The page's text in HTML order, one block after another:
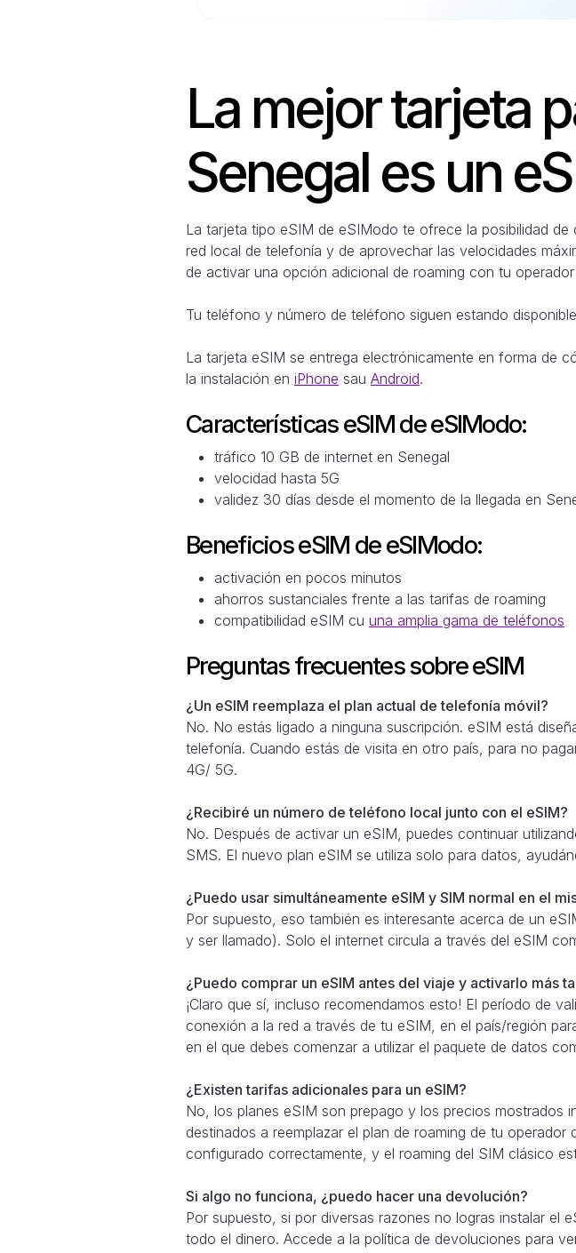
La mejor tarjeta
Senegal es un
La tarjeta tipo eSIM de eSIModo te ofrece la posibilidad
red local de telefonía y de aprovechar las velocidades
de activar una opción adicional de roaming con tu
Tu teléfono y número de teléfono siguen estando
La tarjeta eSIM se entrega electrónicamente en forma de
la instalación en iPhone sau Android.
Características eSIM de eSIModo:
tráfico 10 GB de internet en Senegal
velocidad hasta 5G
validez 30 días desde el momento de la llegada en
Beneficios eSIM de eSIModo:
activación en pocos minutos
ahorros sustanciales frente a las tarifas de roaming
compatibilidad eSIM cu una amplia gama de teléfonos
Preguntas frecuentes sobre eSIM
¿Un eSIM reemplaza el plan actual de telefonía móvil?
No. No estás ligado a ninguna suscripción. eSIM está
telefonía. Cuando estás de visita en otro país, para no
4G/ 5G.
¿Recibiré un número de teléfono local junto con el eSIM?
No. Después de activar un eSIM, puedes continuar
SMS. El nuevo plan eSIM se utiliza solo para datos,
¿Puedo usar simultáneamente eSIM y SIM normal en el
Por supuesto, eso también es interesante acerca de un
y ser llamado). Solo el internet circula a través del eSIM
¿Puedo comprar un eSIM antes del viaje y activarlo más
¡Claro que sí, incluso recomendamos esto! El período de
conexión a la red a través de tu eSIM, en el país/región
en el que debes comenzar a utilizar el paquete de datos
¿Existen tarifas adicionales para un eSIM?
No, los planes eSIM son prepago y los precios mostrados
destinados a reemplazar el plan de roaming de tu
configurado correctamente, y el roaming del SIM clásico
Si algo no funciona, ¿puedo hacer una devolución?
Por supuesto, si por diversas razones no logras instalar el
todo el dinero. Accede a la política de devoluciones para